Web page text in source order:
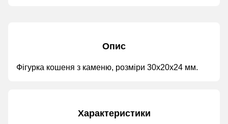
Опис
Фігурка кошеня з каменю, розміри 30х20х24 мм.
Характеристики